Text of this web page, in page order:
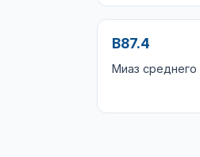
B87.4
Миаз среднего